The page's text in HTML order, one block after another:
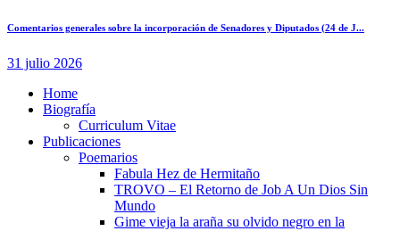
Comentarios generales sobre la incorporación de Senadores y Diputados (24 de J...
31 julio 2026
Home
Biografía
Curriculum Vitae​
Publicaciones
Poemarios
Fabula Hez de Hermitaño
TROVO – El Retorno de Job A Un Dios Sin
Mundo
Gime vieja la araña su olvido negro en la